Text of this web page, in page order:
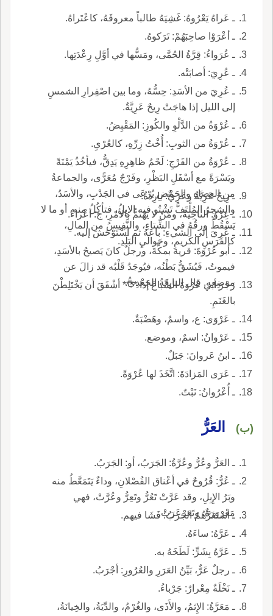
ـ عَراهُ يَعْرُوهُ: غَشِيَهُ طالباً معروفَهُ، كاعْتَراهُ.
ـ أعْرَوْا صاحِبَهُمْ: تَرَكوهُ.
ـ عُرَواءُ: قِرَّةُ الحُمَّى، ومَسُّها في أوَّلِ رِعْدَتِها.
ـ عُرِيَ: أصابَتْه.
ـ عُرِيَ من الأسَدِ: حِسُّهُ، وما بين اصْفِرارِ الشمسِ
إلى الليل إذا هاجَتْ رِيحٌ عَرِيَّةٌ.
ـ عُرْوَةُ من الدَّلْوِ والكُوزِ: المَقْبِضُ.
ـ عُرْوَةُ من الثوبِ: أُخْتُ زِرِّهِ، كالعُرْيِ.
ـ عُرْوَةُ من الفَرْجِ: لَحْمُ ظاهِرِهِ يَدِقُّ، فيأخُذُ يَمْنَةً
ويَسْرَةً مع أسْفَلِ البَظْرِ، وفَرْجٌ مُعَرًّى، والجماعةُ
من العِضاهِ والحَمْضِ يُرْعَى في الجَدْبِ، والأسَدُ،
والشجرُ المُلْتَفُّ تَشْتُو فيه الإِبِلُ، فتأكُلُ منه، أو ما لا
يَسْقُطُ ورقُهُ في الشِّتاءِ، والنَّفِيسُ من المالِ،
كالفَرَسِ الكَريمِ، وحَوالَيِ البَلَدِ.
ـ رِيحٌ عَرِيَّةٌ وعَرِيٌّ: بارِدَةٌ.
ـ عِرْوُ: الناحِيَةُ، ومَنْ لا يَهْتَمُّ بالأمْرِ، ج: أعْراءٌ.
ـ عُرِيَ إلى الشيءِ: باعَهُ ثم اسْتَوْحَشَ إليه.
ـ أبو عُرْوَةَ: قرية بمكَّةَ، ورجلٌ كانَ يَصيحُ بالأسَدِ،
فيموتُ، فَيُشَقُّ بَطْنُه، فيُوجَدُ قَلْبُه قد زالَ عن
موضِعِهِ. قال النابِغَةُ الجَعْدِيُّ.
زَجْرَ أبي عُرْوَةَ السِّباعَ إذا **** أشْفَقَ أن يَخْتَلِطْنَ
بالغَنَمِ.
ـ عَرْوَى: ع، واسمٌ، وهَضْبَةٌ.
ـ عَرْوانُ: اسمٌ، وموضع.
ـ ابنُ عَروانَ: جَبَلٌ.
ـ عَرَى المَزادَةَ: اتَّخَذَ لها عُرْوَةً.
ـ أُعْرُوانُ: نَبْتٌ.
(ب) العَرُّ
ـ العَرُّ وعُرُّ وعُرَّةُ: الجَرَبُ، أو: الجَرَبُ.
ـ عُرُّ: قُرُوحٌ في أعْناق الفُصْلانِ، وداءٌ يَتَمَعَّطُ منه
وبَرُ الإِبِلِ، وقد عَرَّتْ تَعُرُّ وتَعِرُّ وعُرَّتْ، فهي
مَعْرورَةٌ، وتَعَرْعَرَتْ.
ـ اسْتَعَرَّهُمُ الجَرَبُ: فَشَا فيهم.
ـ عَرَّهُ: ساءَهُ.
ـ عَرَّهُ بِشَرٍّ: لَطَخَهُ به.
ـ رجلٌ عَرٌّ، بَيِّنُ العَرَرِ والعُرُورِ: أجْرَبُ.
ـ نَخْلَةٌ مِعْرارٌ: جَرْباءُ.
ـ مَعَرَّةُ: الإِثمُ، والأَذَى، والغُرْمُ، والدِّيَةُ، والخِيانَةُ،